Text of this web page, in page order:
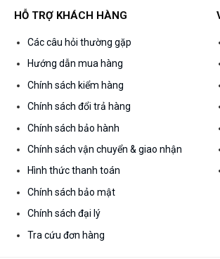
HỖ TRỢ KHÁCH HÀNG
Các câu hỏi thường gặp
Hướng dẫn mua hàng
Chính sách kiểm hàng
Chính sách đổi trả hàng
Chính sách bảo hành
Chính sách vận chuyển & giao nhận
Hình thức thanh toán
Chính sách bảo mật
Chính sách đại lý
Tra cứu đơn hàng